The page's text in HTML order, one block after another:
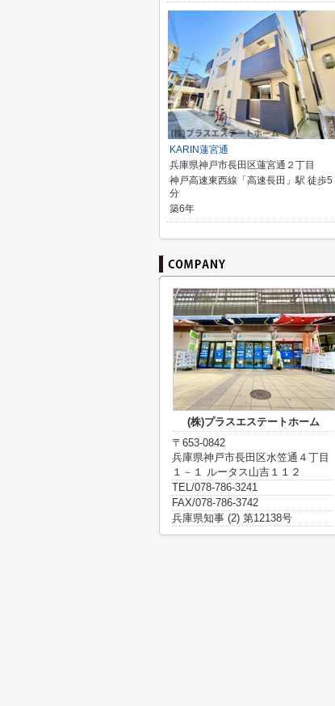
KARIN蓮宮通
兵庫県神戸市長田区蓮宮通２丁目
神戸高速東西線「高速長田」駅 徒歩5
分
築6年
(株)プラスエステートホーム
〒653-0842
兵庫県神戸市長田区水笠通４丁目
１－１ ルータス山吉１１２
TEL/078-786-3241
FAX/078-786-3742
兵庫県知事 (2) 第12138号